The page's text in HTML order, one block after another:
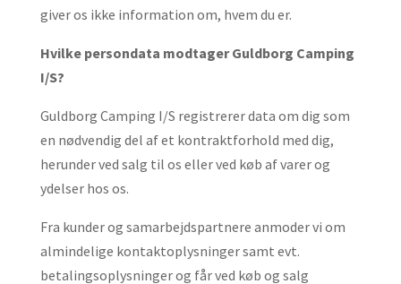
giver os ikke information om, hvem du er.
Hvilke persondata modtager Guldborg Camping
I/S?
Guldborg Camping I/S registrerer data om dig som
en nødvendig del af et kontraktforhold med dig,
herunder ved salg til os eller ved køb af varer og
ydelser hos os.
Fra kunder og samarbejdspartnere anmoder vi om
almindelige kontaktoplysninger samt evt.
betalings­oplysninger og får ved køb og salg